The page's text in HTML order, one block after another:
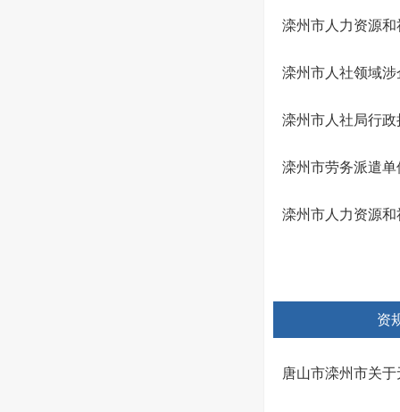
滦州市人力资源
滦州市人社领域
滦州市人社局行
滦州市劳务派遣
滦州市人力资源
资
唐山市滦州市关